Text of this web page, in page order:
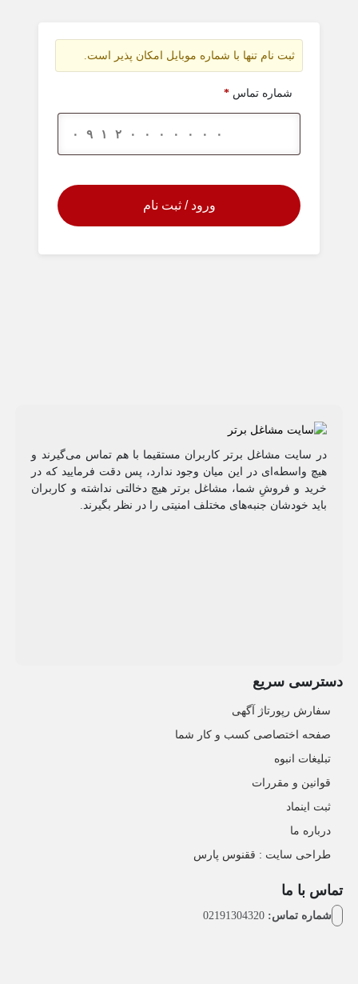
ثبت نام تنها با شماره موبایل امکان پذیر است.
شماره تماس*
ورود / ثبت نام
در سایت مشاغل برتر کاربران مستقیما با هم تماس می‌گیرند و
هیچ واسطه‌ای در این میان وجود ندارد، پس دقت فرمایید که در
خرید و فروشِ شما، مشاغل برتر هیچ دخالتی نداشته و کاربران
باید خودشان جنبه‌های مختلف امنیتی را در نظر بگیرند.
دسترسی سریع
سفارش رپورتاژ آگهی
صفحه اختصاصی کسب و کار شما
تبلیغات انبوه
قوانین و مقررات
ثبت اینماد
درباره ما
طراحی سایت : ققنوس پارس
تماس با ما
شماره تماس:02191304320